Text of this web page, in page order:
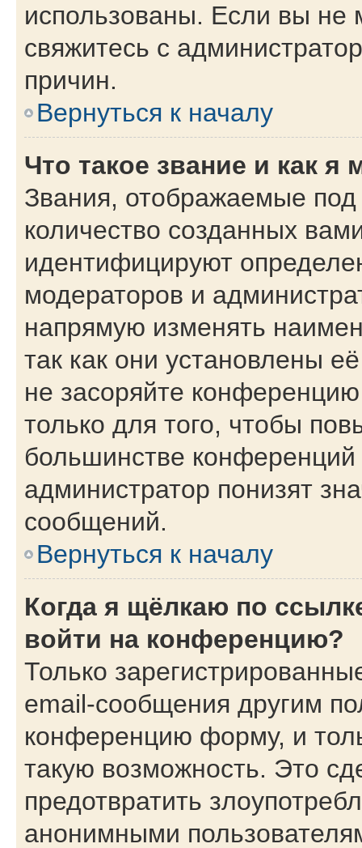
использованы. Если вы не
свяжитесь с
причин.
Вернуться к началу
Что такое звание и как я
Звания, отображаемые
количество созданных
идентифицируют
модераторов и
напрямую изменять
так как они установлены
не засоряйте
только для того, чтобы
большинстве
администратор понизят
сообщений.
Вернуться к началу
Когда я щёлкаю по
войти на конференцию?
Только
email-сообщения другим
конференцию форму, и
такую возможность. Это
предотвратить
анонимными